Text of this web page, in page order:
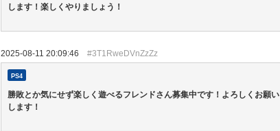
します！楽しくやりましょう！
2025-08-11 20:09:46 #3T1RweDVnZzZz
PS4
勝敗とか気にせず楽しく遊べるフレンドさん募集中です！よろしくお願い
します！